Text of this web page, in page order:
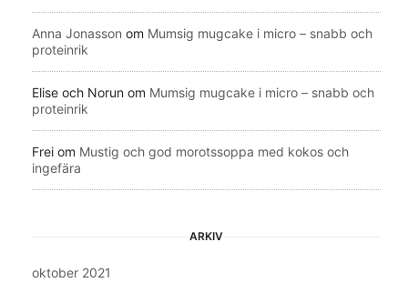
Anna Jonasson om Mumsig mugcake i micro – snabb och
proteinrik
Elise och Norun om Mumsig mugcake i micro – snabb och
proteinrik
Frei om Mustig och god morotssoppa med kokos och
ingefära
ARKIV
oktober 2021